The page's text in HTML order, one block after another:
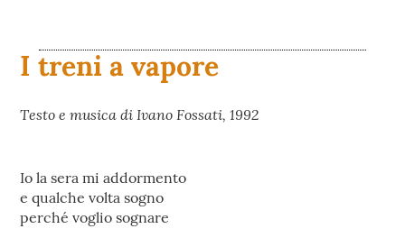
I treni a vapore
Testo e musica di Ivano Fossati, 1992
Io la sera mi addormento
e qualche volta sogno
perché voglio sognare